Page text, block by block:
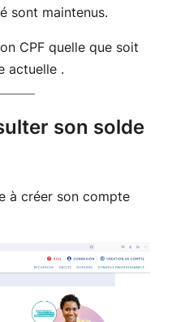
sont maintenus.
CPF quelle que soit
actuelle .
son solde
à créer son compte